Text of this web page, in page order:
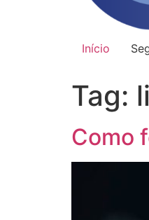
Início
Tag:
Como